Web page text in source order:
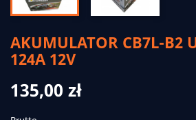
AKUMULATOR CB7L-B2
124A 12V
135,00 zł